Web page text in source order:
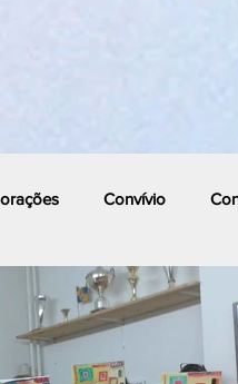
Convívio
Mensagem Formação
Empowerment Atelier